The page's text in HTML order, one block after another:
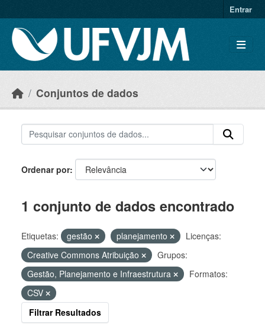
Entrar
Conjuntos de dados
Ordenar por
1 conjunto de dados encontrado
Etiquetas: gestão planejamento
Licenças:
Creative Commons Atribuição
Grupos:
Gestão, Planejamento e Infraestrutura
Formatos:
CSV
Filtrar Resultados